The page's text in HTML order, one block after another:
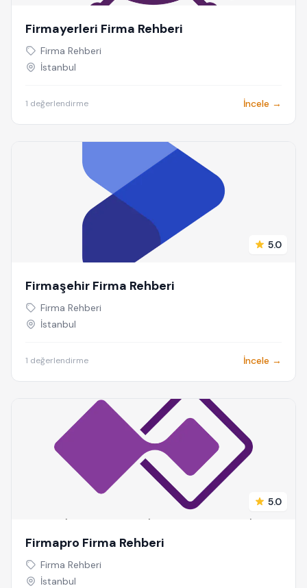
Firmayerleri Firma Rehberi
Firma Rehberi
İstanbul
1 değerlendirme İncele →
5.0
Firmaşehir Firma Rehberi
Firma Rehberi
İstanbul
1 değerlendirme İncele →
5.0
Firmapro Firma Rehberi
Firma Rehberi
İstanbul